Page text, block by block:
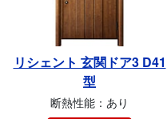
リシェント 玄関ドア3 D41
型
断熱性能：あり